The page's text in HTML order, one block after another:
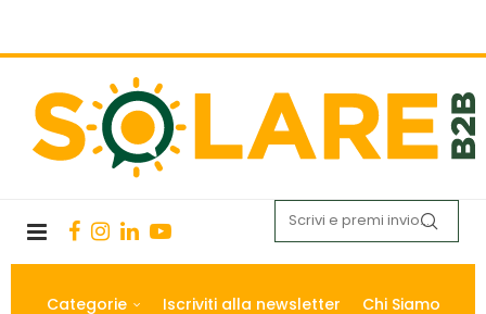
Categorie Iscriviti alla newsletter Chi Siamo